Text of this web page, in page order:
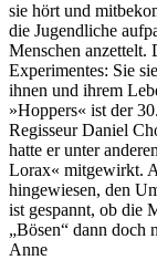
sie hört und
die Jugendliche
Menschen anzettelt.
Experimentes: Sie
ihnen und ihrem
»Hoppers« ist der
Regisseur Daniel
hatte er unter
Lorax« mitgewirkt.
hingewiesen, den
ist gespannt, ob die
„Bösen“ dann doch
Anne